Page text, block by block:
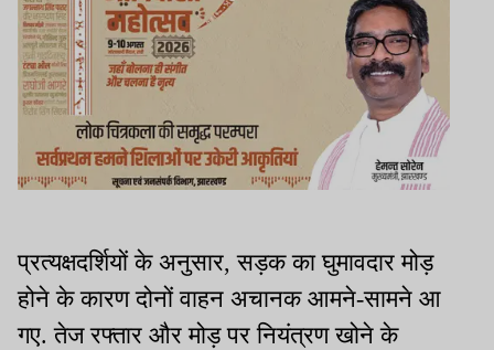
प्रत्यक्षदर्शियों के अनुसार, सड़क का घुमावदार मोड़
होने के कारण दोनों वाहन अचानक आमने-सामने आ
गए. तेज रफ्तार और मोड़ पर नियंत्रण खोने के